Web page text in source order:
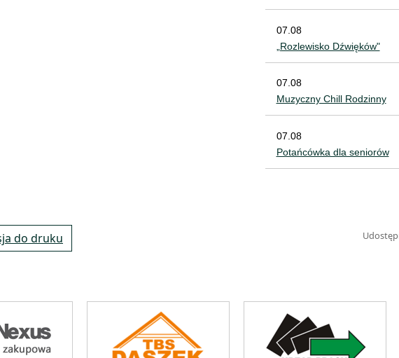
07.08
„Rozlewisko Dźwięków"
07.08
Muzyczny Chill Rodzinny
07.08
Potańcówka dla seniorów
do druku